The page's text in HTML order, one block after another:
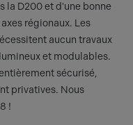
la D200 et d'une bonne
régionaux. Les
aucun travaux
et modulables.
sécurisé,
privatives. Nous
!